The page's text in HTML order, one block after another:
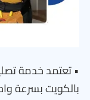
• تعتمد خدمة
بالكويت بسرعة